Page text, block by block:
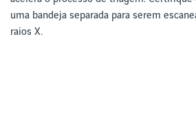
uma bandeja separada para serem
raios X.